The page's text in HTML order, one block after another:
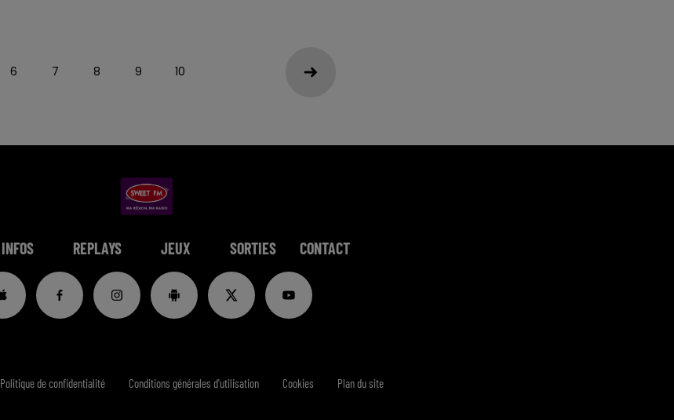
6 7 8 9 10
INFOS REPLAYS JEUX SORTIES CONTACT
Politique de confidentialité Conditions générales d'utilisation Cookies Plan du site